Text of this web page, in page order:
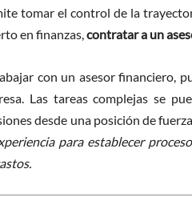
tomar el control de la
en finanzas,contratar a un
con un asesor financiero,
Las tareas complejas se
desde una posición de
para establecer